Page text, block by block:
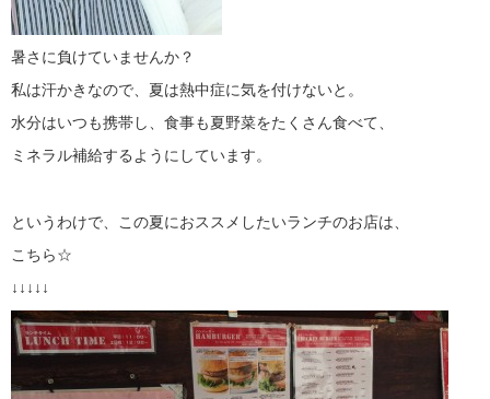
暑さに負けていませんか？
私は汗かきなので、夏は熱中症に気を付けないと。
水分はいつも携帯し、食事も夏野菜をたくさん食べて、
ミネラル補給するようにしています。
というわけで、この夏におススメしたいランチのお店は、
こちら☆
↓↓↓↓↓